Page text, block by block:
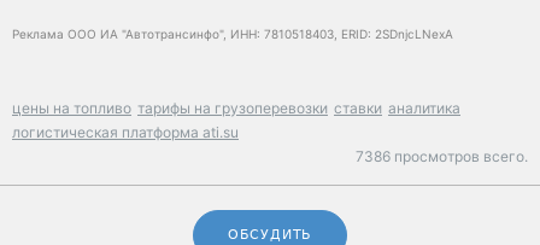
Реклама ООО ИА "Автотрансинфо", ИНН: 7810518403, ERID: 2SDnjcLNexA
цены на топливо тарифы на грузоперевозки ставки аналитика
логистическая платформа ati.su
7386 просмотров всего.
ОБСУДИТЬ